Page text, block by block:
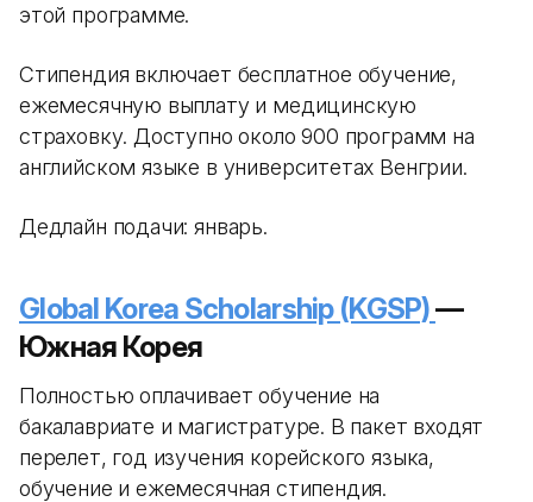
этой программе.
Стипендия включает бесплатное обучение,
ежемесячную выплату и медицинскую
страховку. Доступно около 900 программ на
английском языке в университетах Венгрии.
Дедлайн подачи: январь.
Global Korea Scholarship (KGSP)—
Южная Корея
Полностью оплачивает обучение на
бакалавриате и магистратуре. В пакет входят
перелет, год изучения корейского языка,
обучение и ежемесячная стипендия.